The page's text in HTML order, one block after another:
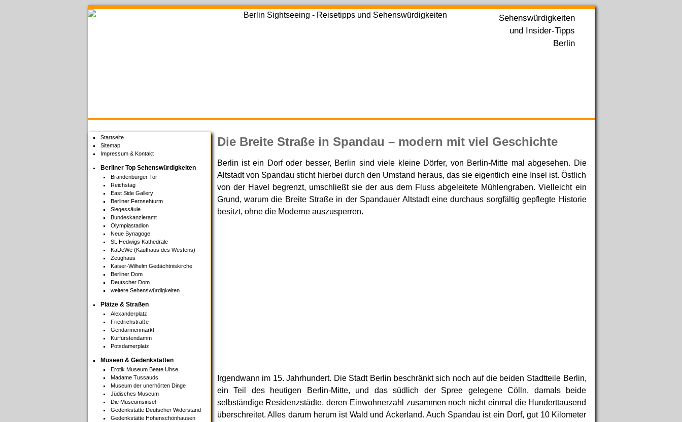
Sehenswürdigkeiten
und Insider-Tipps
Berlin
Die Breite Straße in Spandau – modern mit viel Geschichte
Berlin ist ein Dorf oder besser, Berlin sind viele kleine Dörfer, von Berlin-Mitte mal abgesehen. Die
Altstadt von Spandau sticht hierbei durch den Umstand heraus, das sie eigentlich eine Insel ist. Östlich
von der Havel begrenzt, umschließt sie der aus dem Fluss abgeleitete Mühlengraben. Vielleicht ein
Grund, warum die Breite Straße in der Spandauer Altstadt eine durchaus sorgfältig gepflegte Historie
besitzt, ohne die Moderne auszusperren.
Irgendwann im 15. Jahrhundert. Die Stadt Berlin beschränkt sich noch auf die beiden Stadtteile Berlin,
ein Teil des heutigen Berlin-Mitte, und das südlich der Spree gelegene Cölln, damals beide
selbständige Residenzstädte, deren Einwohnerzahl zusammen noch nicht einmal die Hunderttausend
überschreitet. Alles darum herum ist Wald und Ackerland. Auch Spandau ist ein Dorf, gut 10 Kilometer
Startseite
Sitemap
Impressum & Kontakt
Berliner Top Sehenswürdigkeiten
Brandenburger Tor
Reichstag
East Side Gallery
Berliner Fernsehturm
Siegessäule
Bundeskanzleramt
Olympiastadion
Neue Synagoge
St. Hedwigs Kathedrale
KaDeWe (Kaufhaus des Westens)
Zeughaus
Kaiser-Wilhelm Gedächtniskirche
Berliner Dom
Deutscher Dom
weitere Sehenswürdigkeiten
Plätze & Straßen
Alexanderplatz
Friedrichstraße
Gendarmenmarkt
Kurfürstendamm
Potsdamerplatz
Museen & Gedenkstätten
Erotik Museum Beate Uhse
Madame Tussauds
Museum der unerhörten Dinge
Jüdisches Museum
Die Museumsinsel
Gedenkstätte Deutscher Widerstand
Gedenkstätte Hohenschönhausen